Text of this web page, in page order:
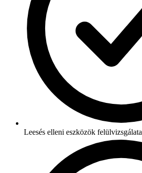
Leesés elleni eszközök felülvizsgálata